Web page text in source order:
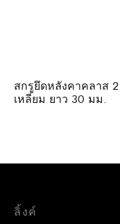
สกรูยึดหลังคาคลาส
เหลี่ยม ยาว 30 มม.
ลิ้งค์